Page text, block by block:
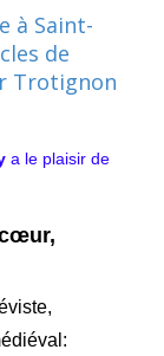
à Saint-
de
Trotignon
a le plaisir de